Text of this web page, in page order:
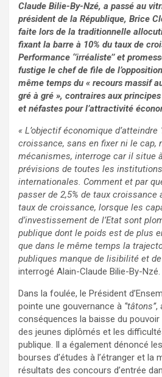
Claude Bilie-By-Nzé, a passé au
président de la République, Brice
faite lors de la traditionnelle
fixant la barre à 10% du taux de
Performance ‘’irréaliste’’ et
fustige le chef de file de
même temps du « recours massif
gré à gré », contraires aux
et néfastes pour l’attractivité
« L’objectif économique d’atteindre
croissance, sans en fixer ni le cap,
mécanismes, interroge car il situe
prévisions de toutes les
internationales. Comment et par
passer de 2,5% de taux croissance
taux de croissance, lorsque les
d’investissement de l’Etat sont
publique dont le poids est de plus
que dans le même temps la
publiques manque de lisibilité et
interrogé Alain-Claude Bilie-By-Nzé.
Dans la foulée, le Président
pointe une gouvernance à ‘’tâtons’’,
conséquences la baisse du pouvoir
des jeunes diplômés et les
publique. Il a également dénoncé
bourses d’études à l’étranger et la
résultats des concours d’entrée